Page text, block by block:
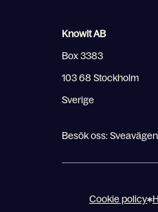
Knowit AB
Box 3383
103 68 Stockholm
Sverige
Besök oss:
Cookie policy